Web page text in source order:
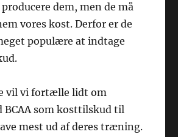
dem, men de må
vores kost. Derfor er de
populære at indtage
vil vi fortælle lidt om
BCAA som kosttilskud til
mest ud af deres træning.